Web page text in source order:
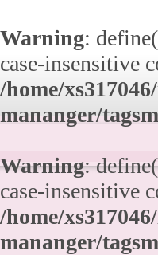
Warning:
case-insensitive
/home/
mananger/
Warning:
case-insensitive
/home/
mananger/